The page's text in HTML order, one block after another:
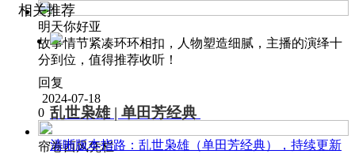
明天你好亚
故事情节紧凑环环相扣，人物塑造细腻，主播的演绎十
分到位，值得推荐收听！
回复
2024-07-18
0
帘卷西风凭栏
相关推荐
乱世枭雄 | 单田芳经典
清晰版本指路：乱世枭雄（单田芳经典），持续更新